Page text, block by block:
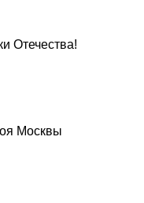
Отечества!
Москвы